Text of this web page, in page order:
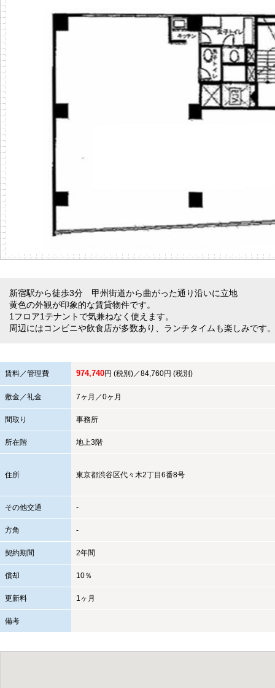
新宿駅から徒歩3分 甲州街道から曲がった通り沿いに立地
黄色の外観が印象的な賃貸物件です。
1フロア1テナントで気兼ねなく使えます。
周辺にはコンビニや飲食店が多数あり、ランチタイムも楽しみです。
賃料／管理費 974,740円 (税別)／84,760円 (税別)
敷金／礼金 7ヶ月／0ヶ月
間取り 事務所
所在階 地上3階
住所 東京都渋谷区代々木2丁目6番8号
その他交通 -
方角 -
契約期間 2年間
償却 10％
更新料 1ヶ月
備考